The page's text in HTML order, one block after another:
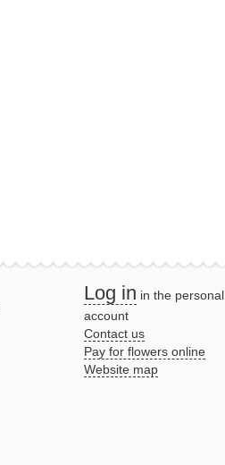
Log in in the personal
account
Contact us
Pay for flowers online
Website map